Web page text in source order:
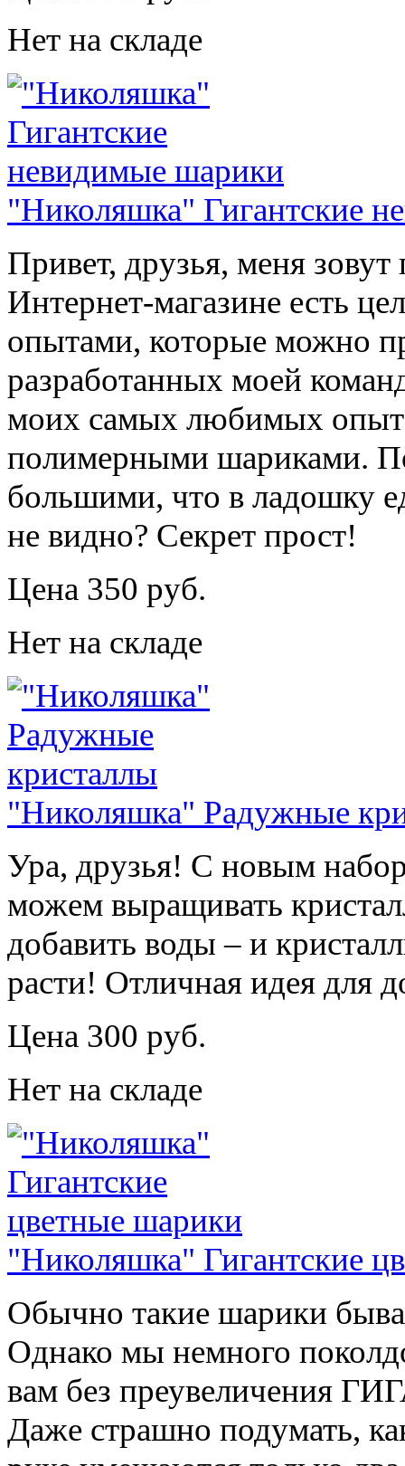
Нет на складе
"Николяшка" Гигантские
Привет, друзья, меня
Интернет-магазине есть
опытами, которые можно
разработанных моей
моих самых любимых
полимерными шариками.
большими, что в ладошку
не видно? Секрет прост!
Цена 350 руб.
Нет на складе
"Николяшка" Радужные
Ура, друзья! С новым
можем выращивать
добавить воды – и
расти! Отличная идея для
Цена 300 руб.
Нет на складе
"Николяшка" Гигантские
Обычно такие шарики
Однако мы немного
вам без преувеличения
Даже страшно подумать,